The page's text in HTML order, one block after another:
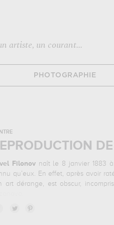
artiste, un courant...
PHOTOGRAPHIE
Filonovnaît le 8 janvier 1883 à
qu’eux. En effet, après avoir
art dérange, est obscur,
1912,
Pavel Filonov